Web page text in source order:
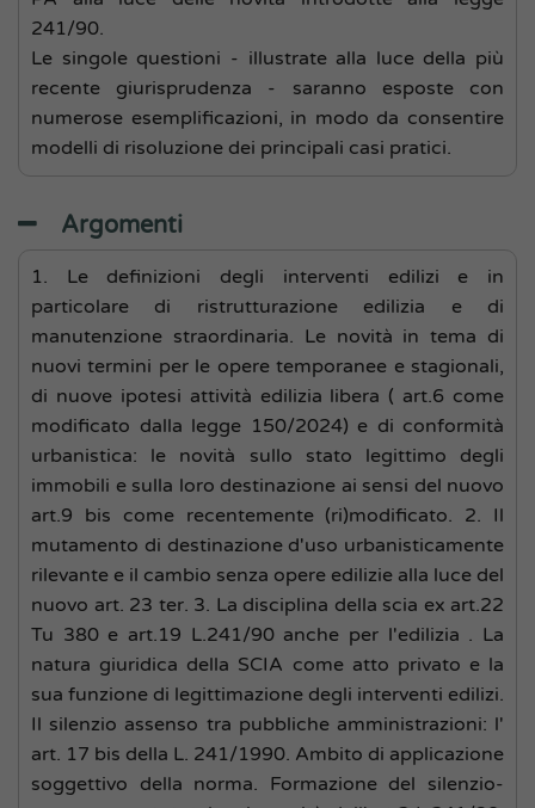
241/90.
Le singole questioni - illustrate alla luce della più
recente giurisprudenza - saranno esposte con
numerose esemplificazioni, in modo da consentire
modelli di risoluzione dei principali casi pratici.
Argomenti
1. Le definizioni degli interventi edilizi e in
particolare di ristrutturazione edilizia e di
manutenzione straordinaria. Le novità in tema di
nuovi termini per le opere temporanee e stagionali,
di nuove ipotesi attività edilizia libera ( art.6 come
modificato dalla legge 150/2024) e di conformità
urbanistica: le novità sullo stato legittimo degli
immobili e sulla loro destinazione ai sensi del nuovo
art.9 bis come recentemente (ri)modificato. 2. Il
mutamento di destinazione d'uso urbanisticamente
rilevante e il cambio senza opere edilizie alla luce del
nuovo art. 23 ter. 3. La disciplina della scia ex art.22
Tu 380 e art.19 L.241/90 anche per l'edilizia . La
natura giuridica della SCIA come atto privato e la
sua funzione di legittimazione degli interventi edilizi.
Il silenzio assenso tra pubbliche amministrazioni: l'
art. 17 bis della L. 241/1990. Ambito di applicazione
soggettivo della norma. Formazione del silenzio-